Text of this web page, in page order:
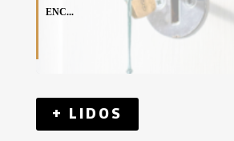
ENC...
+ LIDOS